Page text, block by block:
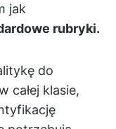
jak
rubryki.
do
całej klasie,